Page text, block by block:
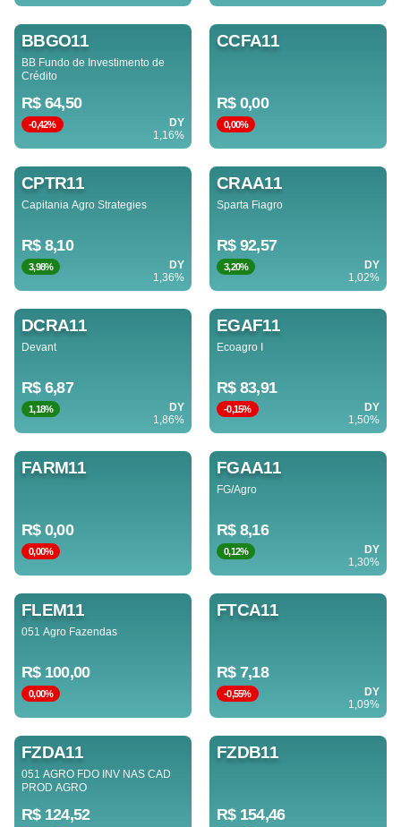
BBGO11
BB Fundo de Investimento de
Crédito
R$ 64,50
-0,42%
DY
1,16%
CCFA11
R$ 0,00
0,00%
CPTR11
Capitania Agro Strategies
R$ 8,10
3,98%
DY
1,36%
CRAA11
Sparta Fiagro
R$ 92,57
3,20%
DY
1,02%
DCRA11
Devant
R$ 6,87
1,18%
DY
1,86%
EGAF11
Ecoagro I
R$ 83,91
-0,15%
DY
1,50%
FARM11
R$ 0,00
0,00%
FGAA11
FG/Agro
R$ 8,16
0,12%
DY
1,30%
FLEM11
051 Agro Fazendas
R$ 100,00
0,00%
FTCA11
R$ 7,18
-0,55%
DY
1,09%
FZDA11
051 AGRO FDO INV NAS CAD
PROD AGRO
R$ 124,52
FZDB11
R$ 154,46